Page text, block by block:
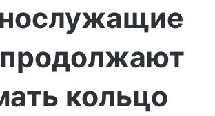
кольцо